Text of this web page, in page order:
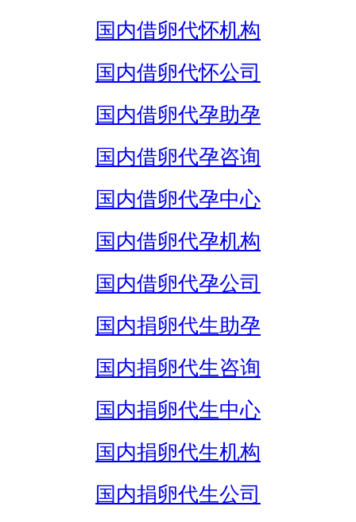
国内借卵代怀机构
国内借卵代怀公司
国内借卵代孕助孕
国内借卵代孕咨询
国内借卵代孕中心
国内借卵代孕机构
国内借卵代孕公司
国内捐卵代生助孕
国内捐卵代生咨询
国内捐卵代生中心
国内捐卵代生机构
国内捐卵代生公司